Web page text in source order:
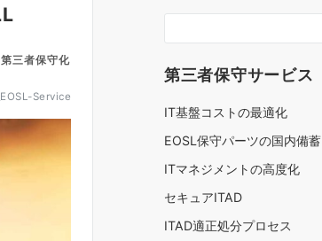
三者保守化
Service
第三者保守サービス
IT基盤コストの最適化
EOSL保守パーツの国内備蓄
ITマネジメントの高度化
セキュアITAD
ITAD適正処分プロセス